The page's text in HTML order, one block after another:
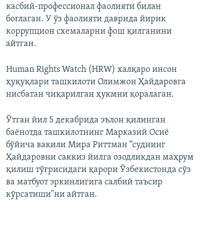
касбий-профессионал фаолияти билан
боғлаган. У ўз фаолияти даврида йирик
коррупцион схемаларни фош қилганини
айтган.
Human Rights Watch (HRW) халқаро инсон
ҳуқуқлари ташкилоти Олимжон Ҳайдаровга
нисбатан чиқарилган ҳукмни қоралаган.
Ўтган йил 5 декабрида эълон қилинган
баёнотда ташкилотнинг Марказий Осиё
бўйича вакили Мира Риттман “суднинг
Ҳайдаровни саккиз йилга озодликдан маҳрум
қилиш тўғрисидаги қарори Ўзбекистонда сўз
ва матбуот эркинлигига салбий таъсир
кўрсатиши"ни айтган.